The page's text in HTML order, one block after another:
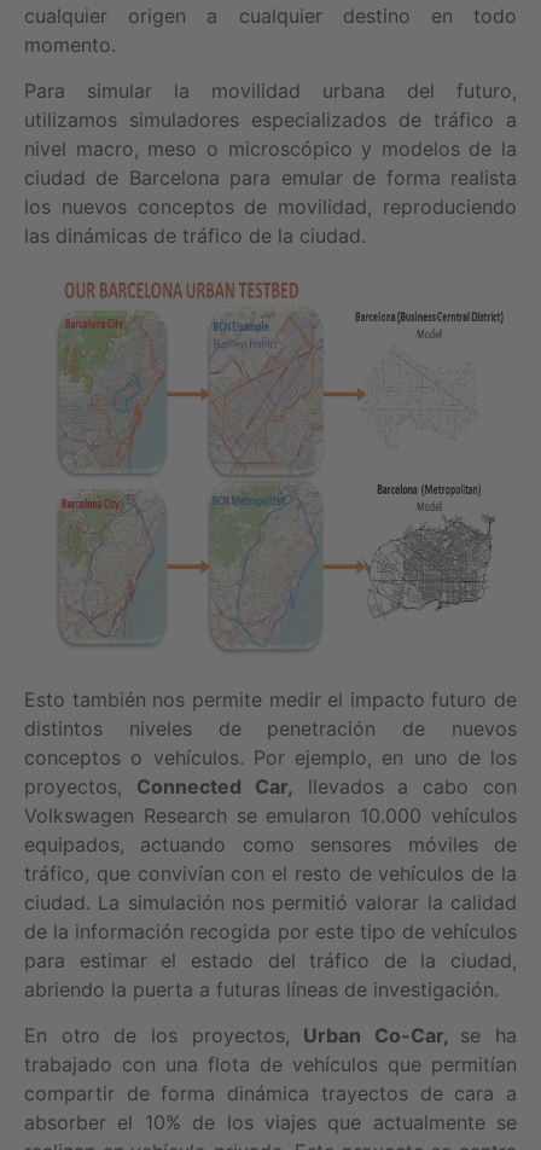
cualquier origen a cualquier destino en todo
momento.
Para simular la movilidad urbana del futuro,
utilizamos simuladores especializados de tráfico a
nivel macro, meso o microscópico y modelos de la
ciudad de Barcelona para emular de forma realista
los nuevos conceptos de movilidad, reproduciendo
las dinámicas de tráfico de la ciudad.
Esto también nos permite medir el impacto futuro de
distintos niveles de penetración de nuevos
conceptos o vehículos. Por ejemplo, en uno de los
proyectos, Connected Car, llevados a cabo con
Volkswagen Research se emularon 10.000 vehículos
equipados, actuando como sensores móviles de
tráfico, que convivían con el resto de vehículos de la
ciudad. La simulación nos permitió valorar la calidad
de la información recogida por este tipo de vehículos
para estimar el estado del tráfico de la ciudad,
abriendo la puerta a futuras líneas de investigación.
En otro de los proyectos, Urban Co-Car, se ha
trabajado con una flota de vehículos que permitían
compartir de forma dinámica trayectos de cara a
absorber el 10% de los viajes que actualmente se